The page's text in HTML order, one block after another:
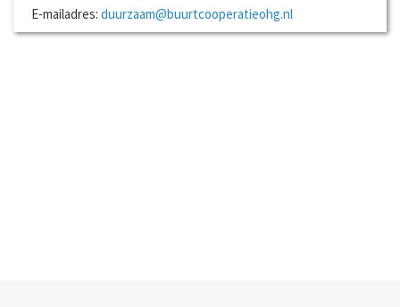
E-mailadres: duurzaam@buurtcooperatieohg.nl